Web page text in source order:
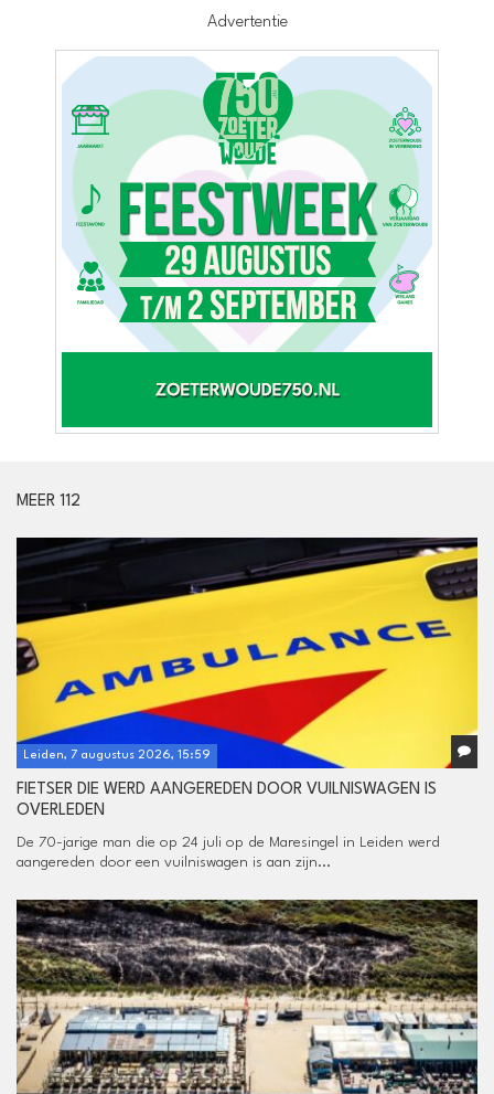
Advertentie
MEER 112
Leiden, 7 augustus 2026, 15:59
FIETSER DIE WERD AANGEREDEN DOOR VUILNISWAGEN IS
OVERLEDEN
De 70-jarige man die op 24 juli op de Maresingel in Leiden werd
aangereden door een vuilniswagen is aan zijn...